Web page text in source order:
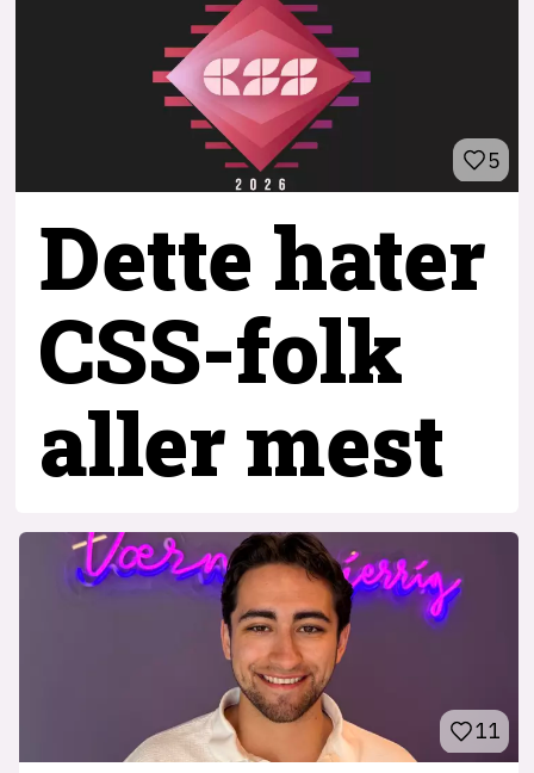
5
Dette hater
CSS-folk
aller mest
11